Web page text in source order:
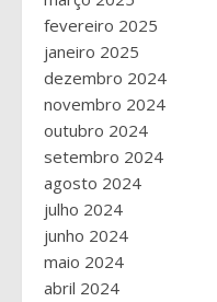
fevereiro 2025
janeiro 2025
dezembro 2024
novembro 2024
outubro 2024
setembro 2024
agosto 2024
julho 2024
junho 2024
maio 2024
abril 2024